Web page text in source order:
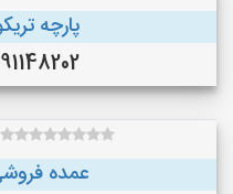
پارچه
09391148202
عمده